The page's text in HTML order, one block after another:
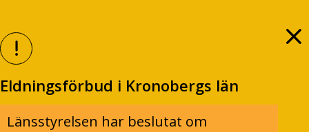
Eldningsförbud i Kronobergs län
Länsstyrelsen har beslutat om